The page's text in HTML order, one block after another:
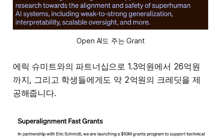
Open AI도 주는 Grant
에릭 슈미트와의 파트너십으로 1.3억원에서 26억원
까지, 그리고 학생들에게도 약 2억원의 크레딧을 제
공해줍니다.